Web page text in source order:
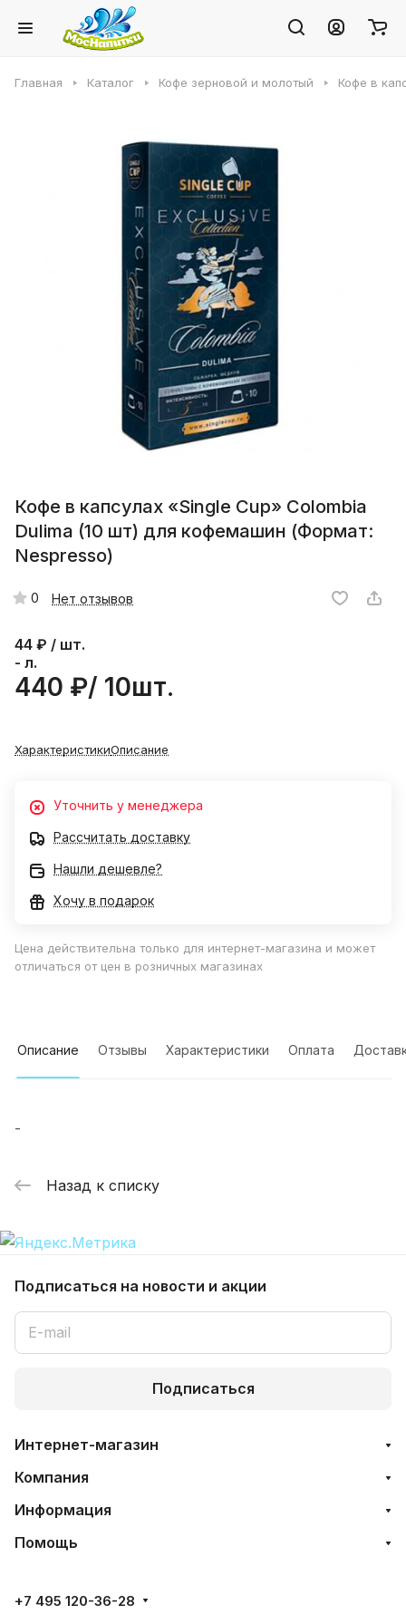
Главная Каталог Кофе зерновой и молотый Кофе в
Кофе в капсулах «Single Cup» Colombia
Dulima (10 шт) для кофемашин (Формат:
Nespresso)
0 Нет отзывов
44 ₽ / шт.
- л.
440 ₽/ 10шт.
ХарактеристикиОписание
Уточнить у менеджера
Рассчитать доставку
Нашли дешевле?
Хочу в подарок
Цена действительна только для интернет-магазина и может
отличаться от цен в розничных магазинах
Описание Отзывы Характеристики Оплата
-
Назад к списку
Подписаться на новости и акции
Подписаться
Интернет-магазин
Компания
Информация
Помощь
+7 495 120-36-28